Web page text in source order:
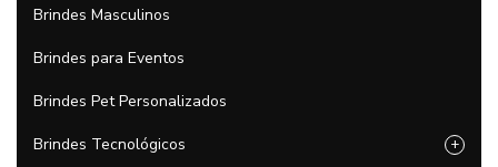
Brindes Masculinos
Brindes para Eventos
Brindes Pet Personalizados
Brindes Tecnológicos +